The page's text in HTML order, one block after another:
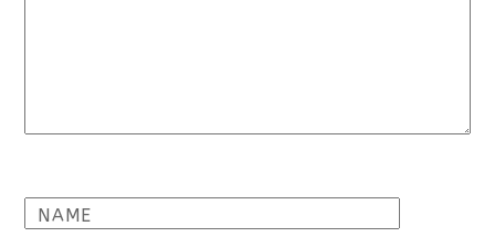
NAME